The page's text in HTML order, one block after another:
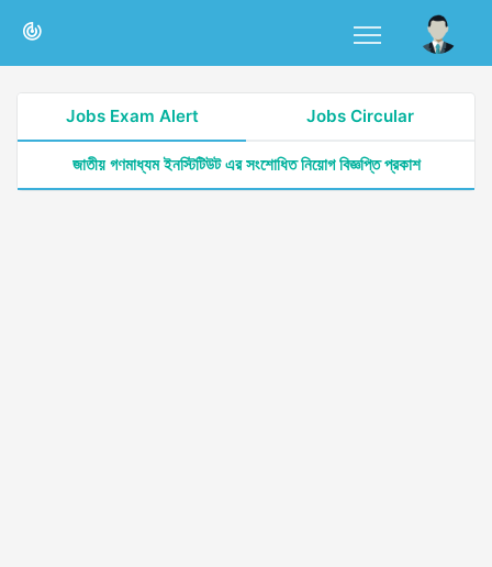
Jobs Exam Alert Jobs Circular
জাতীয় গণমাধ্যম ইনস্টিটিউট এর সংশোধিত নিয়োগ বিজ্ঞপ্তি প্রকাশ